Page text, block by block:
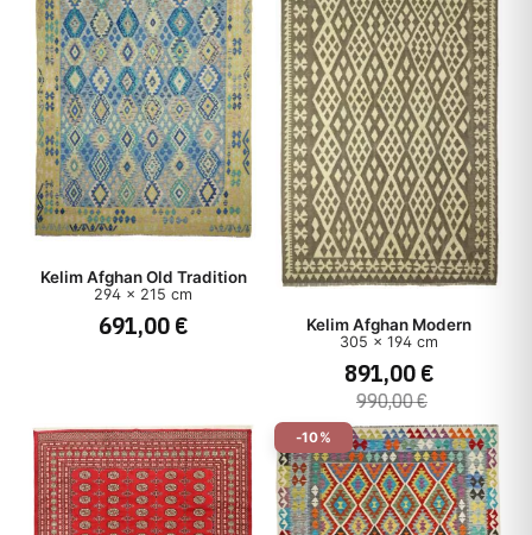
Kelim Afghan Old Tradition
294 x 215 cm
691,00 € Kelim Afghan Modern
305 x 194 cm
891,00 €
990,00 €
-10%